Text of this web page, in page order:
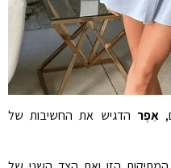
אֵפֶר הדגיש את החשיבות של